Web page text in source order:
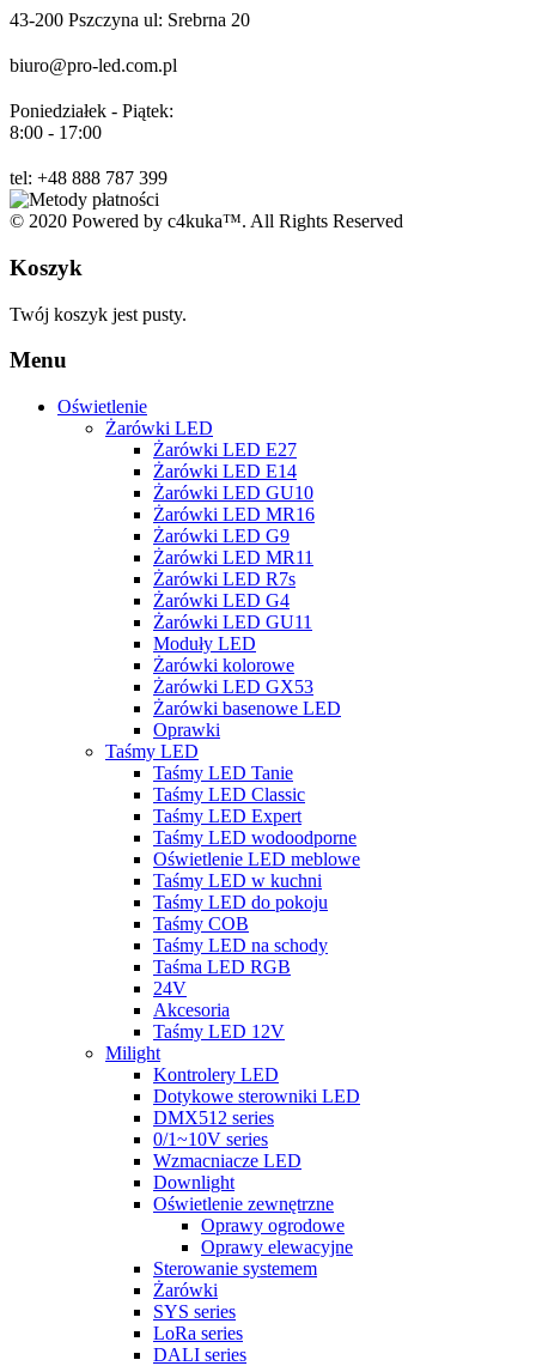
43-200 Pszczyna ul: Srebrna 20
biuro@pro-led.com.pl
Poniedziałek - Piątek:
8:00 - 17:00
tel: +48 888 787 399
© 2020 Powered by c4kuka™. All Rights Reserved
Koszyk
Twój koszyk jest pusty.
Menu
Oświetlenie
Żarówki LED
Żarówki LED E27
Żarówki LED E14
Żarówki LED GU10
Żarówki LED MR16
Żarówki LED G9
Żarówki LED MR11
Żarówki LED R7s
Żarówki LED G4
Żarówki LED GU11
Moduły LED
Żarówki kolorowe
Żarówki LED GX53
Żarówki basenowe LED
Oprawki
Taśmy LED
Taśmy LED Tanie
Taśmy LED Classic
Taśmy LED Expert
Taśmy LED wodoodporne
Oświetlenie LED meblowe
Taśmy LED w kuchni
Taśmy LED do pokoju
Taśmy COB
Taśmy LED na schody
Taśma LED RGB
24V
Akcesoria
Taśmy LED 12V
Milight
Kontrolery LED
Dotykowe sterowniki LED
DMX512 series
0/1~10V series
Wzmacniacze LED
Downlight
Oświetlenie zewnętrzne
Oprawy ogrodowe
Oprawy elewacyjne
Sterowanie systemem
Żarówki
SYS series
LoRa series
DALI series